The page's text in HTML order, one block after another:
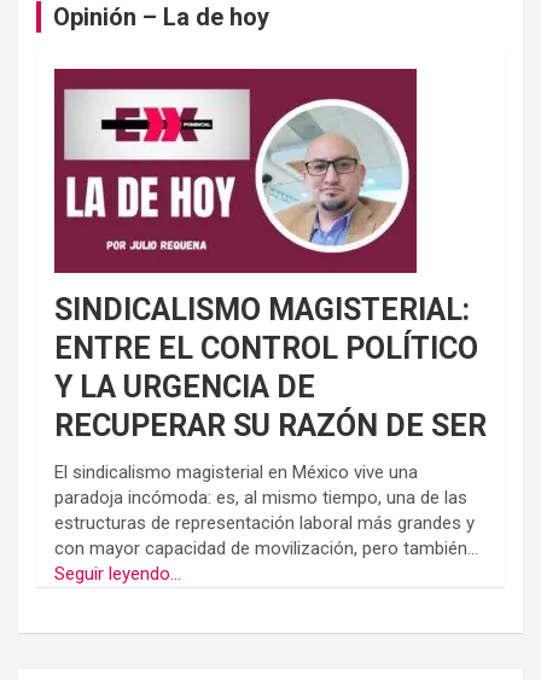
Opinión – La de hoy
SINDICALISMO MAGISTERIAL:
ENTRE EL CONTROL POLÍTICO
Y LA URGENCIA DE
RECUPERAR SU RAZÓN DE SER
El sindicalismo magisterial en México vive una
paradoja incómoda: es, al mismo tiempo, una de las
estructuras de representación laboral más grandes y
con mayor capacidad de movilización, pero también...
Seguir leyendo...